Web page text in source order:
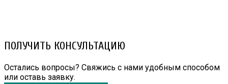
ПОЛУЧИТЬ КОНСУЛЬТАЦИЮ
Остались вопросы? Свяжись с нами удобным способом
или оставь заявку.